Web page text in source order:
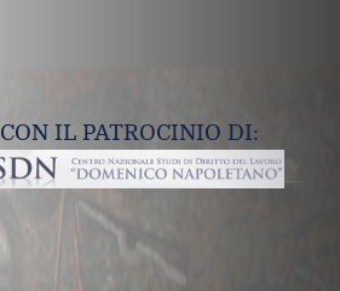
CON IL PATROCINIO DI: